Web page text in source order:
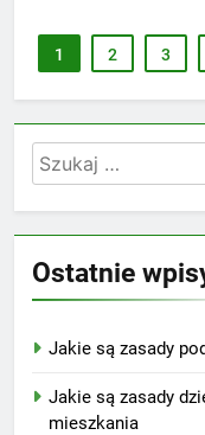
1 2 3
Szukaj:
Ostatnie
Jakie są zasady
Jakie są zasady
mieszkania